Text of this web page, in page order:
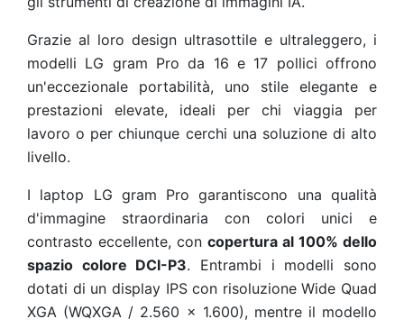
Grazie al loro design ultrasottile e ultraleggero, i
modelli LG gram Pro da 16 e 17 pollici offrono
un'eccezionale portabilità, uno stile elegante e
prestazioni elevate, ideali per chi viaggia per
lavoro o per chiunque cerchi una soluzione di alto
livello.
I laptop LG gram Pro garantiscono una qualità
d'immagine straordinaria con colori unici e
contrasto eccellente, con copertura al 100% dello
spazio colore DCI-P3. Entrambi i modelli sono
dotati di un display IPS con risoluzione Wide Quad
XGA (WQXGA / 2.560 x 1.600), mentre il modello